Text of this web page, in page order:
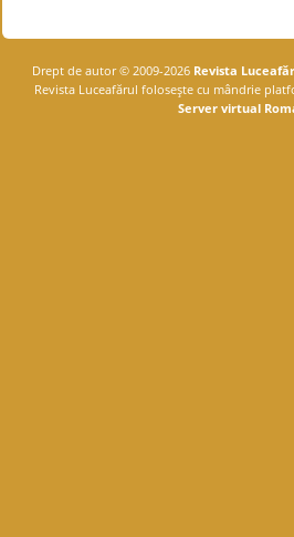
Drept de autor © 2009-2026 Revista
Revista Luceafărul foloseşte cu mândrie
Server virtual